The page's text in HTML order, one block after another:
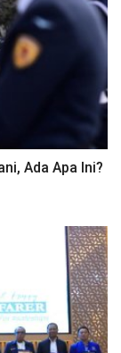
Ada Apa Ini?